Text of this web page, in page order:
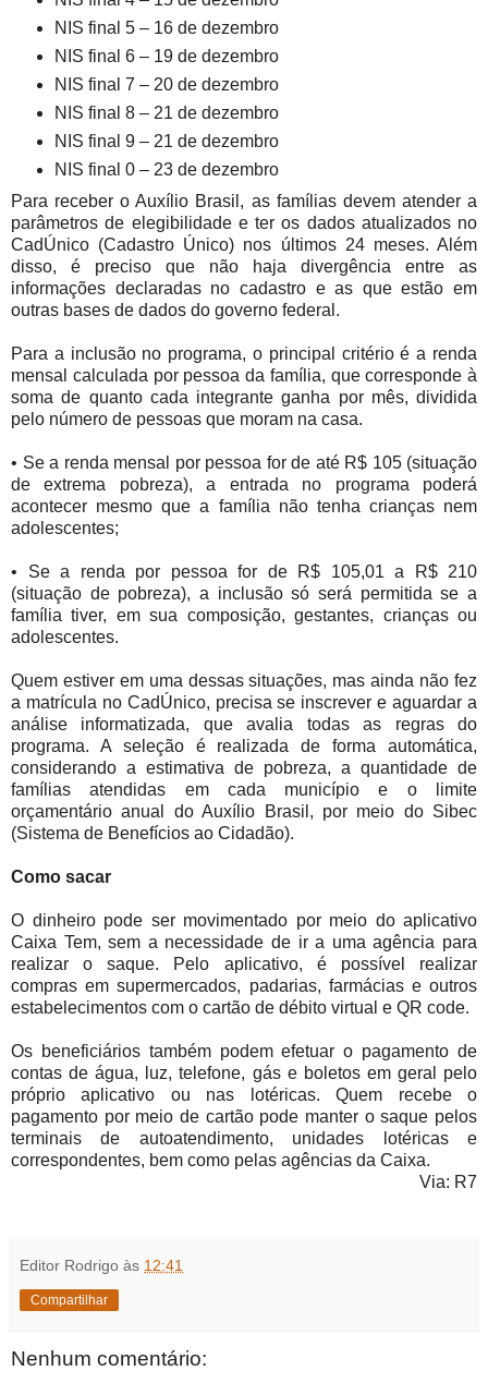
NIS final 5 – 16 de dezembro
NIS final 6 – 19 de dezembro
NIS final 7 – 20 de dezembro
NIS final 8 – 21 de dezembro
NIS final 9 – 21 de dezembro
NIS final 0 – 23 de dezembro
Para receber o Auxílio Brasil, as famílias devem atender a
parâmetros de elegibilidade e ter os dados atualizados no
CadÚnico (Cadastro Único) nos últimos 24 meses. Além
disso, é preciso que não haja divergência entre as
informações declaradas no cadastro e as que estão em
outras bases de dados do governo federal.
Para a inclusão no programa, o principal critério é a renda
mensal calculada por pessoa da família, que corresponde à
soma de quanto cada integrante ganha por mês, dividida
pelo número de pessoas que moram na casa.
• Se a renda mensal por pessoa for de até R$ 105 (situação
de extrema pobreza), a entrada no programa poderá
acontecer mesmo que a família não tenha crianças nem
adolescentes;
• Se a renda por pessoa for de R$ 105,01 a R$ 210
(situação de pobreza), a inclusão só será permitida se a
família tiver, em sua composição, gestantes, crianças ou
adolescentes.
Quem estiver em uma dessas situações, mas ainda não fez
a matrícula no CadÚnico, precisa se inscrever e aguardar a
análise informatizada, que avalia todas as regras do
programa. A seleção é realizada de forma automática,
considerando a estimativa de pobreza, a quantidade de
famílias atendidas em cada município e o limite
orçamentário anual do Auxílio Brasil, por meio do Sibec
(Sistema de Benefícios ao Cidadão).
Como sacar
O dinheiro pode ser movimentado por meio do aplicativo
Caixa Tem, sem a necessidade de ir a uma agência para
realizar o saque. Pelo aplicativo, é possível realizar
compras em supermercados, padarias, farmácias e outros
estabelecimentos com o cartão de débito virtual e QR code.
Os beneficiários também podem efetuar o pagamento de
contas de água, luz, telefone, gás e boletos em geral pelo
próprio aplicativo ou nas lotéricas. Quem recebe o
pagamento por meio de cartão pode manter o saque pelos
terminais de autoatendimento, unidades lotéricas e
correspondentes, bem como pelas agências da Caixa.
Via: R7
Editor Rodrigo às 12:41
Compartilhar
Nenhum comentário: